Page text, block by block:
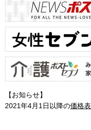
【お知らせ】
2021年4月1日以降の価格